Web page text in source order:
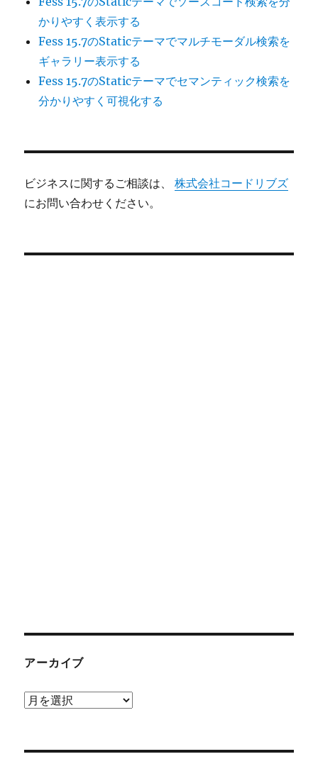
かりやすく表示する
Fess 15.7のStaticテーマでマルチモーダル検索を
ギャラリー表示する
Fess 15.7のStaticテーマでセマンティック検索を
分かりやすく可視化する
ビジネスに関するご相談は、株式会社コードリブズ
にお問い合わせください。
アーカイブ
ア